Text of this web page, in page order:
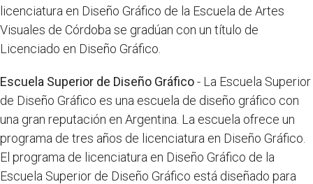
licenciatura en Diseño Gráfico de la Escuela de Artes
Visuales de Córdoba se gradúan con un título de
Licenciado en Diseño Gráfico.
Escuela Superior de Diseño Gráfico- La Escuela Superior
de Diseño Gráfico es una escuela de diseño gráfico con
una gran reputación en Argentina. La escuela ofrece un
programa de tres años de licenciatura en Diseño Gráfico.
El programa de licenciatura en Diseño Gráfico de la
Escuela Superior de Diseño Gráfico está diseñado para